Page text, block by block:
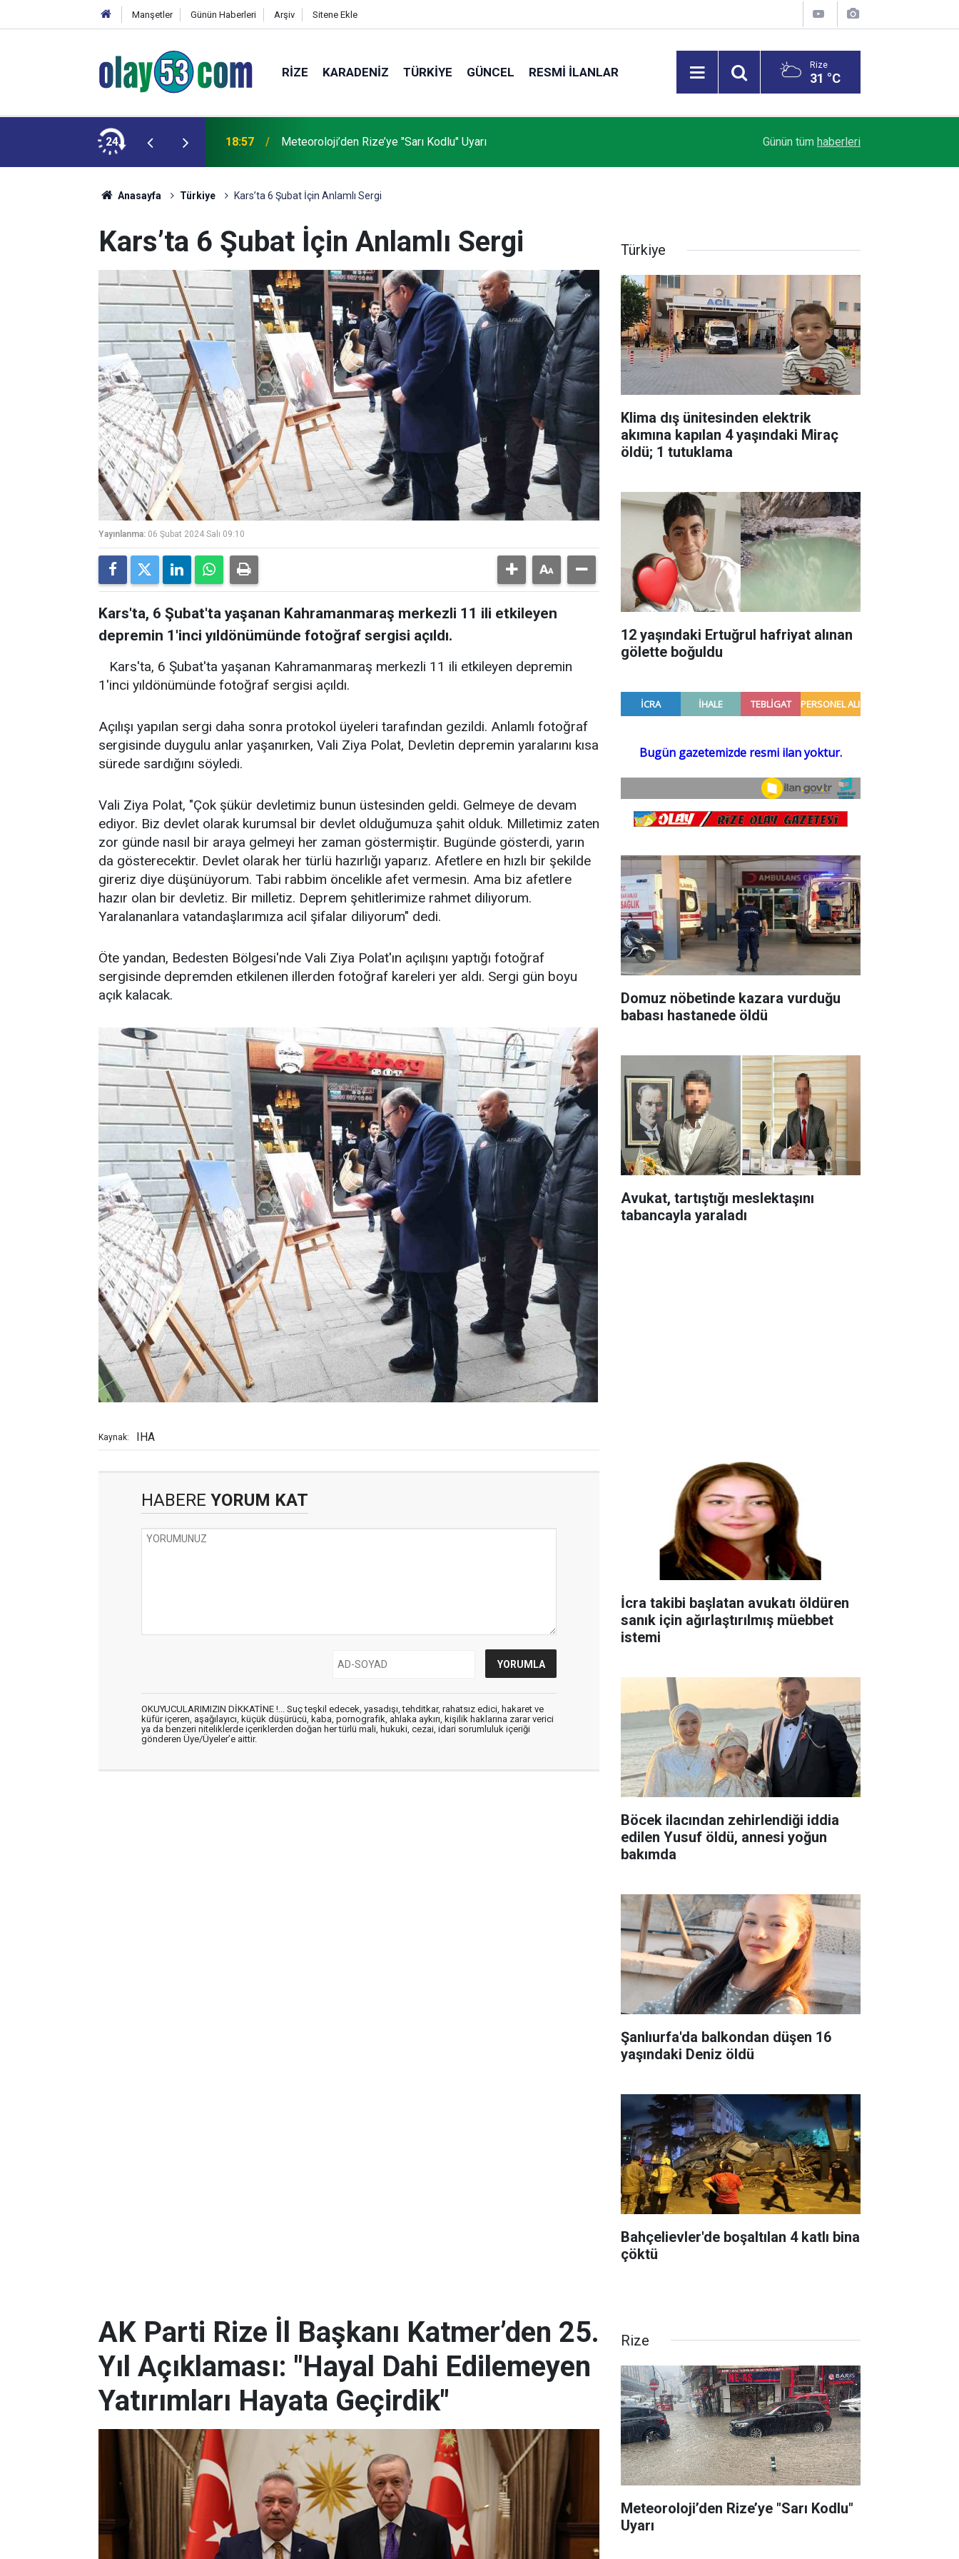
Manşetler Günün Haberleri Arşiv Sitene Ekle
RIZE KARADENIZ TÜRKIYE GÜNCEL RESMI İLANLAR Rize
31 °C
24
25. Yıl Açıklaması: "Hayal Dahi
18:57 Meteoroloji’den Rize’ye "Sarı Kodlu" Uyarı Çaykur Rizespor Cumartesi Günlerine Abone
Günün tüm haberleri
Anasayfa Türkiye Kars’ta 6 Şubat İçin Anlamlı Sergi
Kars’ta 6 Şubat İçin Anlamlı Sergi
Yayınlanma: 06 Şubat 2024 Salı 09:10
Kars'ta, 6 Şubat'ta yaşanan Kahramanmaraş merkezli 11 ili etkileyen
depremin 1'inci yıldönümünde fotoğraf sergisi açıldı.
Kars'ta, 6 Şubat'ta yaşanan Kahramanmaraş merkezli 11 ili etkileyen depremin
1'inci yıldönümünde fotoğraf sergisi açıldı.
Açılışı yapılan sergi daha sonra protokol üyeleri tarafından gezildi. Anlamlı fotoğraf
sergisinde duygulu anlar yaşanırken, Vali Ziya Polat, Devletin depremin yaralarını kısa
sürede sardığını söyledi.
Vali Ziya Polat, "Çok şükür devletimiz bunun üstesinden geldi. Gelmeye de devam
ediyor. Biz devlet olarak kurumsal bir devlet olduğumuza şahit olduk. Milletimiz zaten
zor günde nasıl bir araya gelmeyi her zaman göstermiştir. Bugünde gösterdi, yarın
da gösterecektir. Devlet olarak her türlü hazırlığı yaparız. Afetlere en hızlı bir şekilde
gireriz diye düşünüyorum. Tabi rabbim öncelikle afet vermesin. Ama biz afetlere
hazır olan bir devletiz. Bir milletiz. Deprem şehitlerimize rahmet diliyorum.
Yaralananlara vatandaşlarımıza acil şifalar diliyorum" dedi.
Öte yandan, Bedesten Bölgesi'nde Vali Ziya Polat'ın açılışını yaptığı fotoğraf
sergisinde depremden etkilenen illerden fotoğraf kareleri yer aldı. Sergi gün boyu
açık kalacak.
Kaynak: IHA
HABERE YORUM KAT
OKUYUCULARIMIZIN DİKKATİNE !... Suç teşkil edecek, yasadışı, tehditkar, rahatsız edici, hakaret ve
küfür içeren, aşağılayıcı, küçük düşürücü, kaba, pornografik, ahlaka aykırı, kişilik haklarına zarar verici
ya da benzeri niteliklerde içeriklerden doğan her türlü mali, hukuki, cezai, idari sorumluluk içeriği
gönderen Üye/Üyeler’e aittir.
Türkiye
Klima dış ünitesinden elektrik
akımına kapılan 4 yaşındaki Miraç
öldü; 1 tutuklama
12 yaşındaki Ertuğrul hafriyat alınan
gölette boğuldu
Domuz nöbetinde kazara vurduğu
babası hastanede öldü
Avukat, tartıştığı meslektaşını
tabancayla yaraladı
İcra takibi başlatan avukatı öldüren
sanık için ağırlaştırılmış müebbet
istemi
Böcek ilacından zehirlendiği iddia
edilen Yusuf öldü, annesi yoğun
bakımda
Şanlıurfa'da balkondan düşen 16
yaşındaki Deniz öldü
Bahçelievler'de boşaltılan 4 katlı bina
çöktü
AK Parti Rize İl Başkanı Katmer’den 25.
Yıl Açıklaması: "Hayal Dahi Edilemeyen
Yatırımları Hayata Geçirdik"
Rize
Meteoroloji’den Rize’ye "Sarı Kodlu"
Uyarı